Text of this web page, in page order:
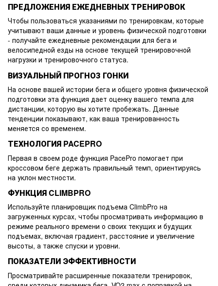
ПРЕДЛОЖЕНИЯ ЕЖЕДНЕВНЫХ ТРЕНИРОВОК
Чтобы пользоваться указаниями по тренировкам, которые
учитывают ваши данные и уровень физической подготовки
- получайте ежедневные рекомендации для бега и
велосипедной езды на основе текущей тренировочной
нагрузки и тренировочного статуса.
ВИЗУАЛЬНЫЙ ПРОГНОЗ ГОНКИ
На основе вашей истории бега и общего уровня физической
подготовки эта функция дает оценку вашего темпа для
дистанции, которую вы хотите пробежать. Данные
тенденции показывают, как ваша тренированность
меняется со временем.
ТЕХНОЛОГИЯ PACEPRO
Первая в своем роде функция PacePro помогает при
кроссовом беге держать правильный темп, ориентируясь
на уклон местности.
ФУНКЦИЯ CLIMBPRO
Используйте планировщик подъема ClimbPro на
загруженных курсах, чтобы просматривать информацию в
режиме реального времени о своих текущих и будущих
подъемах, включая градиент, расстояние и увеличение
высоты, а также спуски и уровни.
ПОКАЗАТЕЛИ ЭФФЕКТИВНОСТИ
Просматривайте расширенные показатели тренировок,